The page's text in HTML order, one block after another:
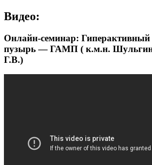
Видео:
Онлайн-семинар: Гиперактивный
пузырь — ГАМП ( к.м.н.
Г.В.)